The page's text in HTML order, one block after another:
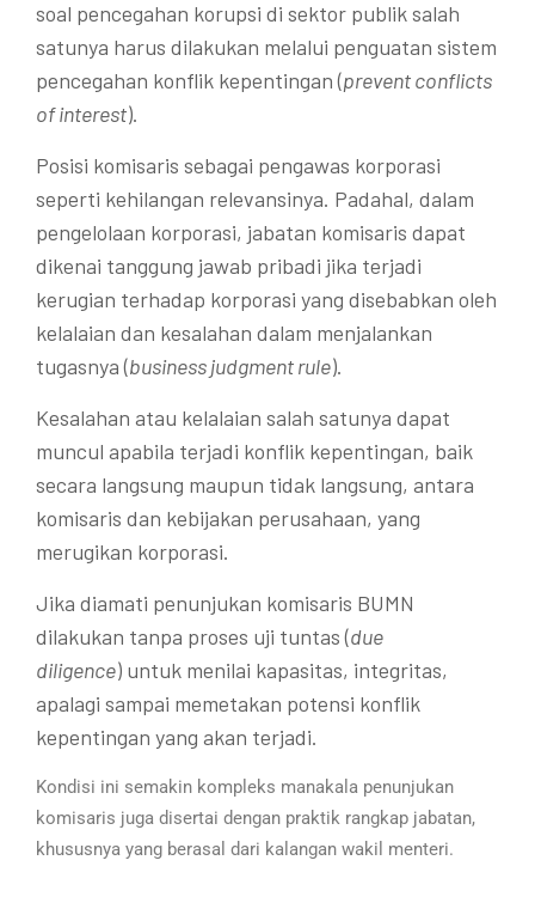
soal pencegahan korupsi di sektor publik salah
satunya harus dilakukan melalui penguatan sistem
pencegahan konflik kepentingan (prevent conflicts
of interest).
Posisi komisaris sebagai pengawas korporasi
seperti kehilangan relevansinya. Padahal, dalam
pengelolaan korporasi, jabatan komisaris dapat
dikenai tanggung jawab pribadi jika terjadi
kerugian terhadap korporasi yang disebabkan oleh
kelalaian dan kesalahan dalam menjalankan
tugasnya (business judgment rule).
Kesalahan atau kelalaian salah satunya dapat
muncul apabila terjadi konflik kepentingan, baik
secara langsung maupun tidak langsung, antara
komisaris dan kebijakan perusahaan, yang
merugikan korporasi.
Jika diamati penunjukan komisaris BUMN
dilakukan tanpa proses uji tuntas (due
diligence) untuk menilai kapasitas, integritas,
apalagi sampai memetakan potensi konflik
kepentingan yang akan terjadi.
Kondisi ini semakin kompleks manakala penunjukan
komisaris juga disertai dengan praktik rangkap jabatan,
khususnya yang berasal dari kalangan wakil menteri.